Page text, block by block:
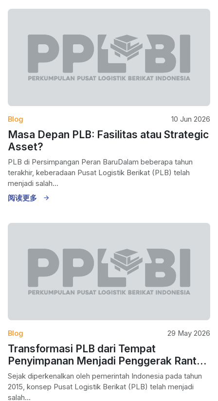
Blog 10 Jun 2026
Masa Depan PLB: Fasilitas atau Strategic
Asset?
PLB di Persimpangan Peran BaruDalam beberapa tahun
terakhir, keberadaan Pusat Logistik Berikat (PLB) telah
menjadi salah...
阅读更多
Blog 29 May 2026
Transformasi PLB dari Tempat
Penyimpanan Menjadi Penggerak Rantai
Pasok Nasional
Sejak diperkenalkan oleh pemerintah Indonesia pada tahun
2015, konsep Pusat Logistik Berikat (PLB) telah menjadi
salah...